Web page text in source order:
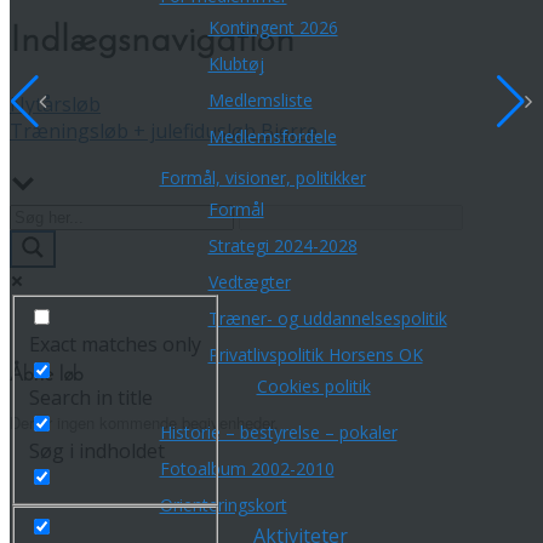
Kontingent 2026
Klubtøj
Medlemsliste
Medlemsfordele
Formål, visioner, politikker
Formål
Strategi 2024-2028
Vedtægter
Træner- og uddannelsespolitik
Privatlivspolitik Horsens OK
Cookies politik
Historie – bestyrelse – pokaler
Fotoalbum 2002-2010
Orienteringskort
Aktiviteter
Indlægsnavigation
Nytårsløb
Træningsløb + julefidusløb Bjerre
Åbne løb
Der er ingen kommende begivenheder.